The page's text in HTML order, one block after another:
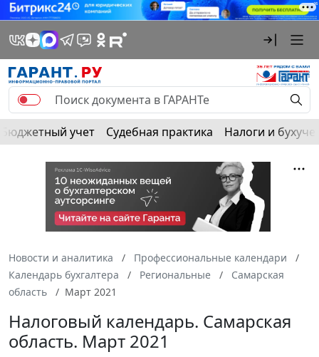
Бюджетный учет Судебная практика Налоги и
Новости и аналитика
Профессиональные календари
Календарь бухгалтера
Региональные
Самарская
область
Март 2021
Налоговый календарь. Самарская
область. Март 2021